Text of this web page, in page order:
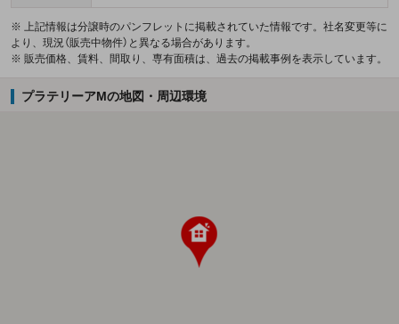
※ 上記情報は分譲時のパンフレットに掲載されていた情報です。社名変更等に
より、現況（販売中物件）と異なる場合があります。
※ 販売価格、賃料、間取り、専有面積は、過去の掲載事例を表示しています。
プラテリーアMの地図・周辺環境